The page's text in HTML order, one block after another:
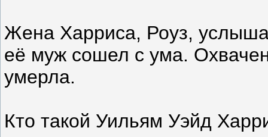
Жена Харриса, Роуз,
её муж сошел с ума.
умерла.
Кто такой Уильям Уэйд